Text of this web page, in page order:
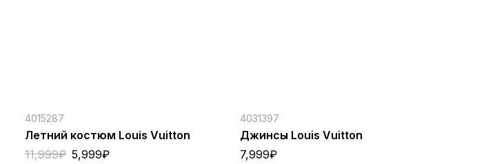
4015287
Летний костюм Louis Vuitton
11,999₽ 5,999₽
4031397
Джинсы Louis Vuitton
7,999₽